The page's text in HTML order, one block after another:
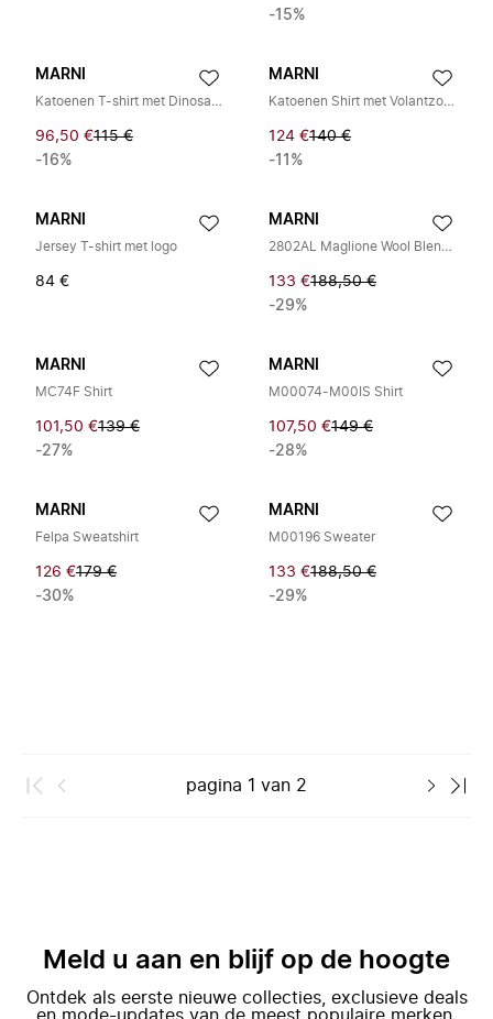
-15%
MARNI
Katoenen T-shirt met Dinosaurussenprint
96,50 €115 €
-16%
MARNI
Katoenen Shirt met Volantzoom
124 €140 €
-11%
MARNI
Jersey T-shirt met logo
84 €
MARNI
2802AL Maglione Wool Blend Sweater
133 €188,50 €
-29%
MARNI
MC74F Shirt
101,50 €139 €
-27%
MARNI
M00074-M00IS Shirt
107,50 €149 €
-28%
MARNI
Felpa Sweatshirt
126 €179 €
-30%
MARNI
M00196 Sweater
133 €188,50 €
-29%
pagina 1 van 2
Meld u aan en blijf op de hoogte
Ontdek als eerste nieuwe collecties, exclusieve deals